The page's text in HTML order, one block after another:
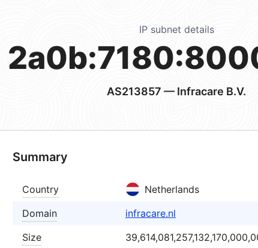
IP subnet details
AS213857 — Infracare B.V.
Summary
Country
Netherlands
Domain
infracare.nl
Size